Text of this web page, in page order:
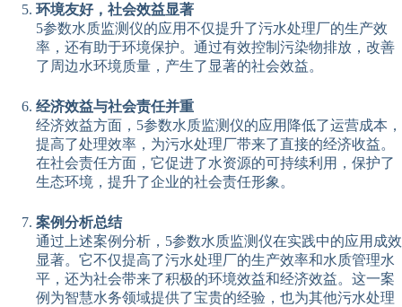
环境友好，社会效益显著
5参数水质监测仪的应用不仅提升了污水处理厂的生产效
率，还有助于环境保护。通过有效控制污染物排放，改善
了周边水环境质量，产生了显著的社会效益。
经济效益与社会责任并重
经济效益方面，5参数水质监测仪的应用降低了运营成本，
提高了处理效率，为污水处理厂带来了直接的经济收益。
在社会责任方面，它促进了水资源的可持续利用，保护了
生态环境，提升了企业的社会责任形象。
案例分析总结
通过上述案例分析，5参数水质监测仪在实践中的应用成效
显著。它不仅提高了污水处理厂的生产效率和水质管理水
平，还为社会带来了积极的环境效益和经济效益。这一案
例为智慧水务领域提供了宝贵的经验，也为其他污水处理